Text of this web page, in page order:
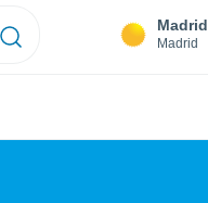
Madrid
Madrid